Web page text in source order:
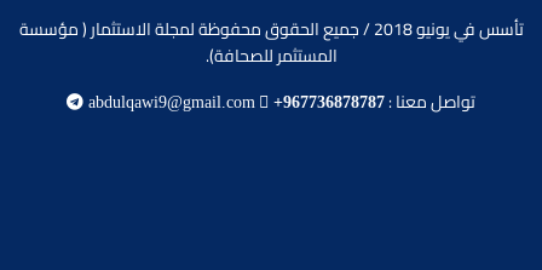
تأسس في يونيو 2018 / جميع الحقوق محفوظة لمجلة الاستثمار ( مؤسسة
المستثمر للصحافة).
تواصل معنا : +967736878787
abdulqawi9@gmail.com